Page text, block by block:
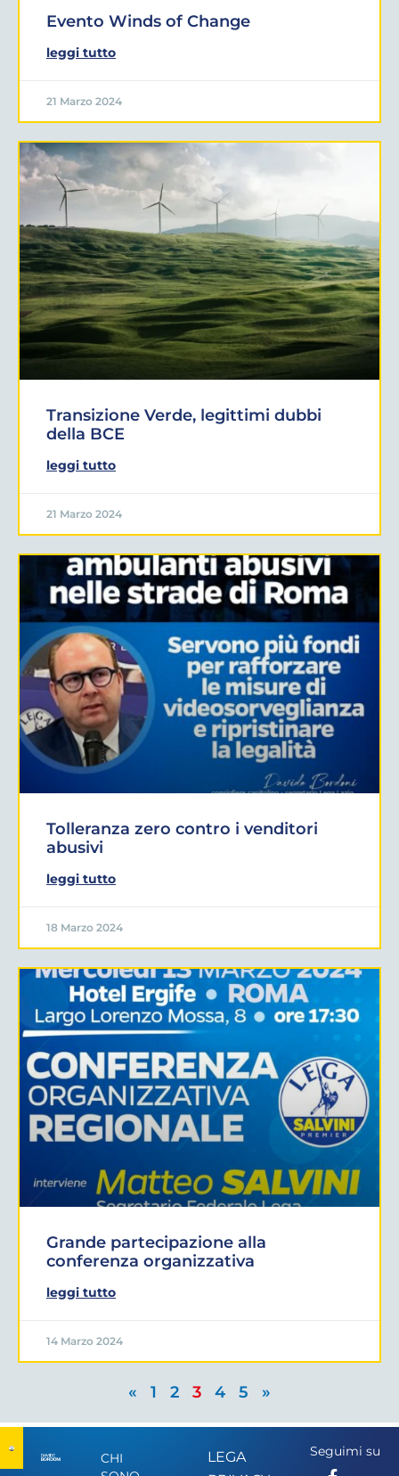
Evento Winds of Change
leggi tutto
21 Marzo 2024
Transizione Verde, legittimi dubbi
della BCE
leggi tutto
21 Marzo 2024
Tolleranza zero contro i venditori
abusivi
leggi tutto
18 Marzo 2024
Grande partecipazione alla
conferenza organizzativa
leggi tutto
14 Marzo 2024
« 1 2 3 4 5 »
CHI
LEGA
Seguimi su